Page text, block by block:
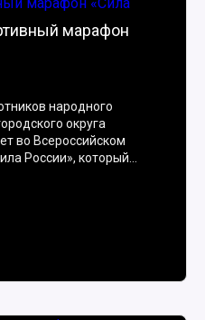
марафон
народного
округа
во Всероссийском
России», который…